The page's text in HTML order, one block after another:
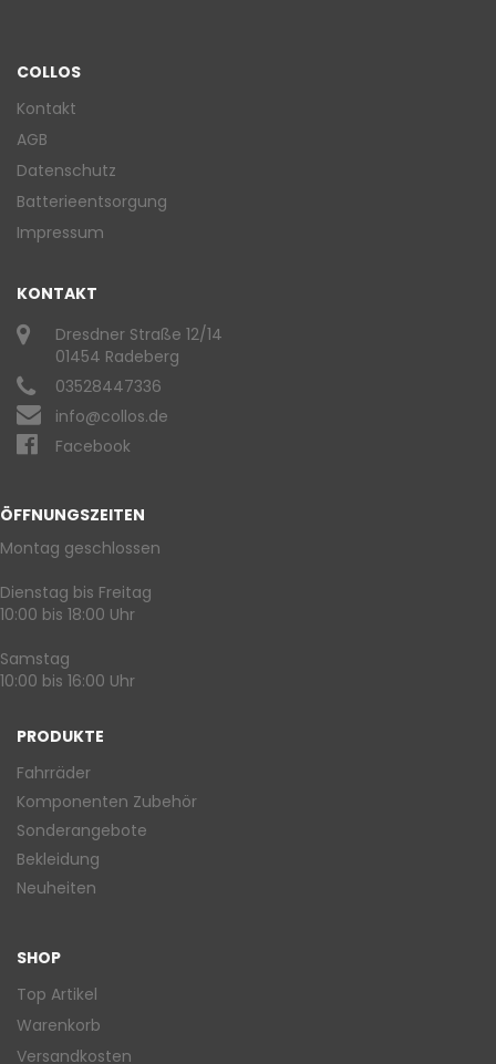
COLLOS
Kontakt
AGB
Datenschutz
Batterieentsorgung
Impressum
KONTAKT
Dresdner Straße 12/14
01454 Radeberg
03528447336
info@collos.de
Facebook
ÖFFNUNGSZEITEN
Montag geschlossen
Dienstag bis Freitag
10:00 bis 18:00 Uhr
Samstag
10:00 bis 16:00 Uhr
PRODUKTE
Fahrräder
Komponenten Zubehör
Sonderangebote
Bekleidung
Neuheiten
SHOP
Top Artikel
Warenkorb
Versandkosten